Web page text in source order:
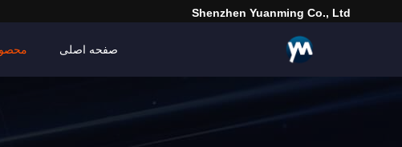
Shenzhen Yuanming Co., Ltd
صفحه اصلی